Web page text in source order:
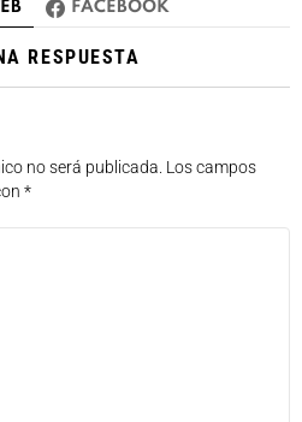
FACEBOOK
RESPUESTA
no será publicada. Los campos
*